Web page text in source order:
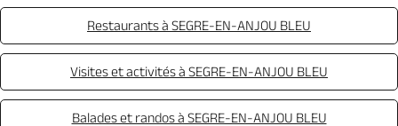
Restaurants à SEGRE-EN-ANJOU BLEU
Visites et activités à SEGRE-EN-ANJOU BLEU
Balades et randos à SEGRE-EN-ANJOU BLEU